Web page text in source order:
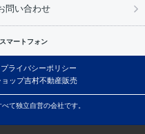
問い合わせ
スマートフォン
プライバシーポリシー
ップ吉村不動産販売
て独立自営の会社です。